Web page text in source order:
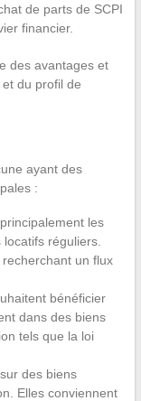
de parts de SCPI
financier.
des avantages et
du profil de
ayant des
:
les
réguliers.
un flux
bénéficier
dans des biens
tels que la loi
des biens
Elles conviennent